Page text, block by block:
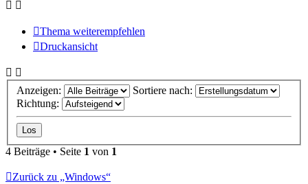
Thema weiterempfehlen
Druckansicht
Anzeigen:
Sortiere nach:
Richtung:
4 Beiträge • Seite 1 von 1
Zurück zu „Windows“